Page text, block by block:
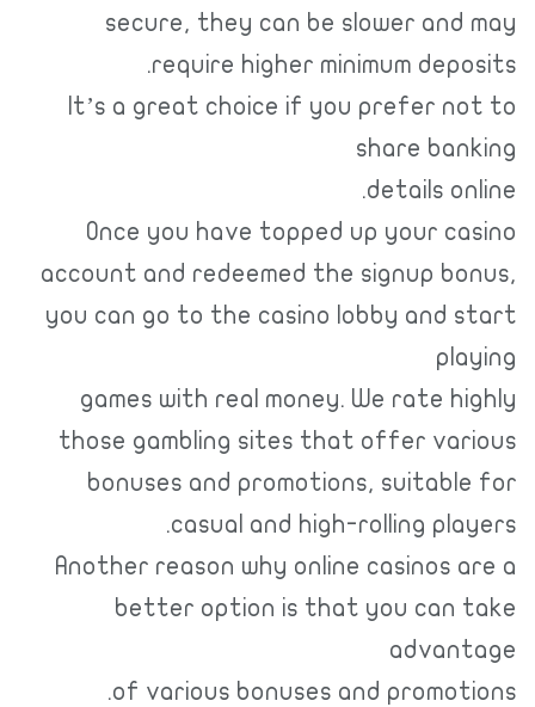
secure, they can be slower and may
require higher minimum deposits.
It’s a great choice if you prefer not to
share banking
details online.
Once you have topped up your casino
account and redeemed the signup bonus,
you can go to the casino lobby and start
playing
games with real money. We rate highly
those gambling sites that offer various
bonuses and promotions, suitable for
casual and high-rolling players.
Another reason why online casinos are a
better option is that you can take
advantage
of various bonuses and promotions.